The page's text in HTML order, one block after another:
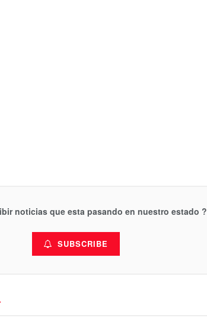
noticias que esta pasando en nuestro estado ?
SUBSCRIBE